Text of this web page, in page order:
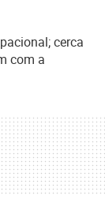
cerca
com a